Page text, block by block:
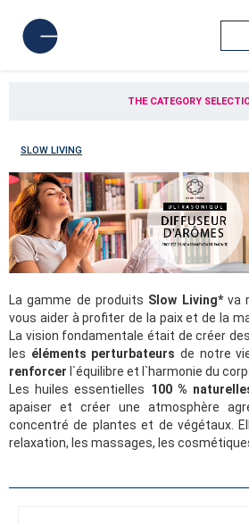
THE CATEGORY
SLOW LIVING
La gamme de produits Slow Living*va
vous aider à profiter de la paix et de la
La vision fondamentale était de créer
les éléments perturbateurs de notre
renforcer l`équilibre et l`harmonie du
Les huiles essentielles 100 %
apaiser et créer une atmosphère
concentré de plantes et de végétaux.
relaxation, les massages, les